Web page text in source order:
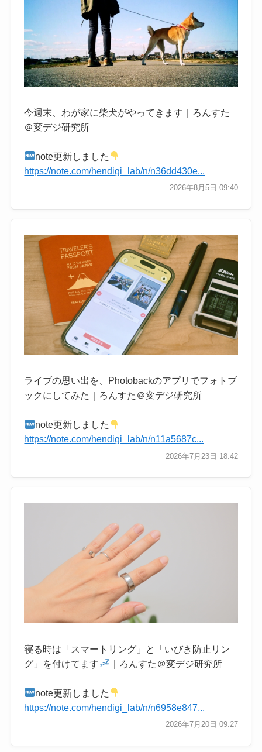
今週末、わが家に柴犬がやってきます｜ろんすた
＠変デジ研究所
note更新しました
https://note.com/hendigi_lab/n/n36dd430e...
2026年8月5日 09:40
ライブの思い出を、Photobackのアプリでフォトブ
ックにしてみた｜ろんすた＠変デジ研究所
note更新しました
https://note.com/hendigi_lab/n/n11a5687c...
2026年7月23日 18:42
寝る時は「スマートリング」と「いびき防止リン
グ」を付けてます
｜ろんすた＠変デジ研究所
note更新しました
https://note.com/hendigi_lab/n/n6958e847...
2026年7月20日 09:27